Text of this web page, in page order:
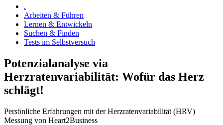
.
Arbeiten & Führen
Lernen & Entwickeln
Suchen & Finden
Tests im Selbstversuch
Potenzialanalyse via
Herzratenvariabilität: Wofür das Herz
schlägt!
Persönliche Erfahrungen mit der Herzratenvariabilität (HRV)
Messung von Heart2Business